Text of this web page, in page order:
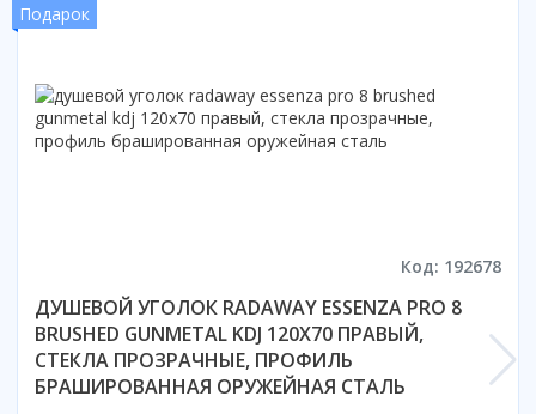
С раздвижной дверью
Со складной дверью
С открывающейся дверью
Смотреть все
Комплектующие
Сифоны
Подарок
Код: 192678
ДУШЕВОЙ УГОЛОК RADAWAY ESSENZA PRO 8
BRUSHED GUNMETAL KDJ 120X70 ПРАВЫЙ,
СТЕКЛА ПРОЗРАЧНЫЕ, ПРОФИЛЬ
БРАШИРОВАННАЯ ОРУЖЕЙНАЯ СТАЛЬ